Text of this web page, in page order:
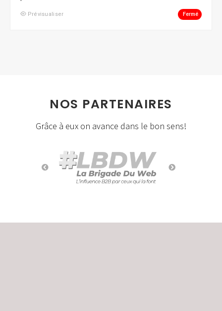
Prévisualiser Fermé
NOS PARTENAIRES
Grâce à eux on avance dans le bon sens!